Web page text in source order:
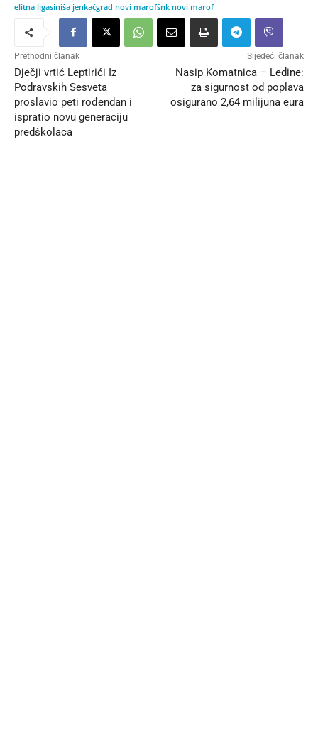
elitna ligasiniša jenkačgrad novi marofšnk novi marof
Prethodni članak
Dječji vrtić Leptirići Iz
Podravskih Sesveta
proslavio peti rođendan i
ispratio novu generaciju
predškolaca
Sljedeći članak
Nasip Komatnica – Ledine:
za sigurnost od poplava
osigurano 2,64 milijuna eura